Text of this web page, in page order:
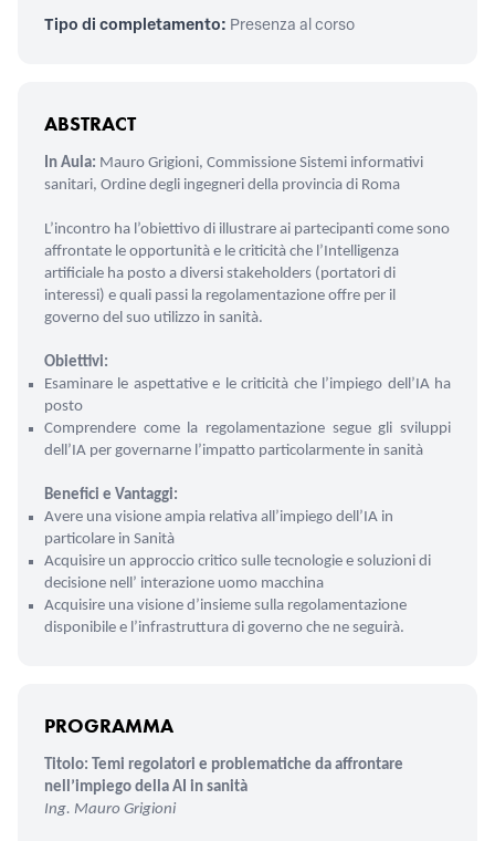
Tipo di completamento: Presenza al corso
ABSTRACT
In Aula: Mauro Grigioni, Commissione Sistemi informativi
sanitari, Ordine degli ingegneri della provincia di Roma
L’incontro ha l’obiettivo di illustrare ai partecipanti come sono
affrontate le opportunità e le criticità che l’Intelligenza
artificiale ha posto a diversi stakeholders (portatori di
interessi) e quali passi la regolamentazione offre per il
governo del suo utilizzo in sanità.
Obiettivi:
Esaminare le aspettative e le criticità che l’impiego dell’IA ha
posto
Comprendere come la regolamentazione segue gli sviluppi
dell’IA per governarne l’impatto particolarmente in sanità
Benefici e Vantaggi:
Avere una visione ampia relativa all’impiego dell’IA in
particolare in Sanità
Acquisire un approccio critico sulle tecnologie e soluzioni di
decisione nell’ interazione uomo macchina
Acquisire una visione d’insieme sulla regolamentazione
disponibile e l’infrastruttura di governo che ne seguirà.
PROGRAMMA
Titolo: Temi regolatori e problematiche da affrontare
nell’impiego della AI in sanità
Ing. Mauro Grigioni